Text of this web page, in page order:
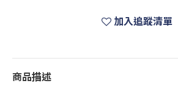
加入追蹤清單
商品描述